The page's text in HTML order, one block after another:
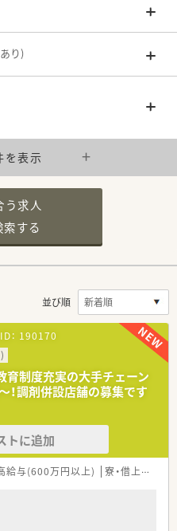
り)
を表示
う求人
索する
並び順
： 190170
育制度充実の大手チェーン
調剤併設店舗の募集です
トに追加
給与(600万円以上) 寮・借上社宅あり